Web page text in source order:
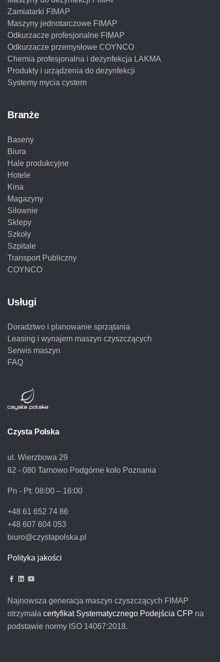
Zamiatarki FIMAP
Maszyny jednotarczowe FIMAP
Odkurzacze profesjonalne FIMAP
Odkurzacze przemysłowe COYNCO
Chemia profesjonalna i dezynfekcja LAKMA
Produkty i urządzenia do dezynfekcji
Systemy mycia cystern
Branże
Baseny
Biura
Hale produkcyjne
Hotele
Kina
Magazyny
Siłownie
Sklepy
Szkoły
Szpitale
Transport Publiczny
COYNCO
Usługi
Doradztwo i planowanie sprzątania
Leasing i wynajem maszyn czyszczących
Serwis maszyn
FAQ
Czysta Polska
ul. Wierzbowa 29
62 - 080 Tarnowo Podgórne koło Poznania
Pn - Pt: 08:00 – 16:00
+48 61 652 74 86
+48 607 604 053
biuro@czystapolska.pl
Polityka jakości
Najnowsza generacja maszyn czyszczących FIMAP
otrzymała certyfikat Systematycznego Podejścia CFP na
podstawie normy ISO 14067:2018.